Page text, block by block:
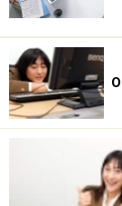
2. たとえば、